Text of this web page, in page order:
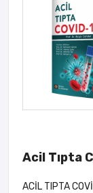
Acil Tıpta
ACİL TIPTA